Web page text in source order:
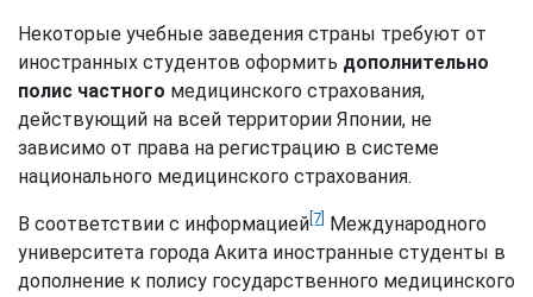
Некоторые учебные заведения страны требуют от
иностранных студентов оформить дополнительно
полис частного медицинского страхования,
действующий на всей территории Японии, не
зависимо от права на регистрацию в системе
национального медицинского страхования.
В соответствии с информацией[7] Международного
университета города Акита иностранные студенты в
дополнение к полису государственного медицинского